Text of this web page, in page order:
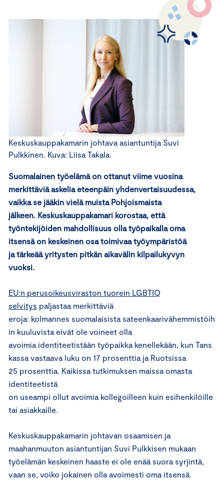
Keskuskauppakamarin johtava asiantuntija Suvi
Pulkkinen. Kuva: Liisa Takala.
Suomalainen työelämä on ottanut viime vuosina
merkittäviä askelia eteenpäin yhdenvertaisuudessa,
vaikka se jääkin vielä muista Pohjoismaista
jälkeen. Keskuskauppakamari korostaa, että
työntekijöiden mahdollisuus olla työpaikalla oma
itsensä on keskeinen osa toimivaa työympäristöä
ja tärkeää yritysten pitkän aikavälin kilpailukyvyn
vuoksi.
EU:n perusoikeusviraston tuorein LGBTIQ
selvitys paljastaa merkittäviä
eroja: kolmannes suomalaisista sateenkaarivähemmistöih
in kuuluvista eivät ole voineet olla
avoimia identiteetistään työpaikka kenellekään, kun Tans
kassa vastaava luku on 17 prosenttia ja Ruotsissa
25 prosenttia. Kaikissa tutkimuksen maissa omasta
identiteetistä
on useampi ollut avoimia kollegoilleen kuin esihenkilöille
tai asiakkaille.
Keskuskauppakamarin johtavan osaamisen ja
maahanmuuton asiantuntijan Suvi Pulkkisen mukaan
työelämän keskeinen haaste ei ole enää suora syrjintä,
vaan se, voiko jokainen olla avoimesti oma itsensä.